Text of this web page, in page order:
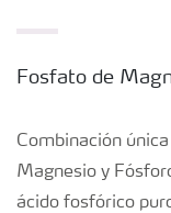
Fosfato de
Combinación
Magnesio y
ácido fosfórico